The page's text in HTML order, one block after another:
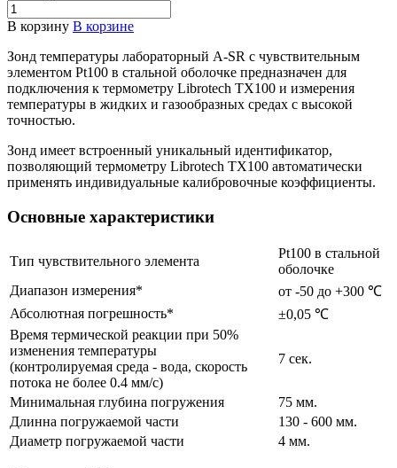
В корзину В корзине
Зонд температуры лабораторный A-SR с чувствительным
элементом Pt100 в стальной оболочке предназначен для
подключения к термометру Librotech TX100 и измерения
температуры в жидких и газообразных средах с высокой
точностью.
Зонд имеет встроенный уникальный идентификатор,
позволяющий термометру Librotech TX100 автоматически
применять индивидуальные калибровочные коэффициенты.
Основные характеристики
Тип чувствительного элемента
Pt100 в стальной
оболочке
Диапазон измерения*
от -50 до +300 ℃
Абсолютная погрешность*
±0,05 ℃
Время термической реакции при 50%
изменения температуры
(контролируемая среда - вода, скорость
потока не более 0.4 мм/с)
7 сек.
Минимальная глубина погружения
75 мм.
Длинна погружаемой части
130 - 600 мм.
Диаметр погружаемой части
4 мм.